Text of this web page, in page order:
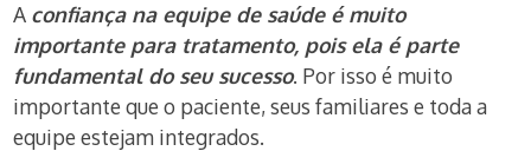
A confiança na equipe de saúde é muito
importante para tratamento, pois ela é parte
fundamental do seu sucesso. Por isso é muito
importante que o paciente, seus familiares e toda a
equipe estejam integrados.